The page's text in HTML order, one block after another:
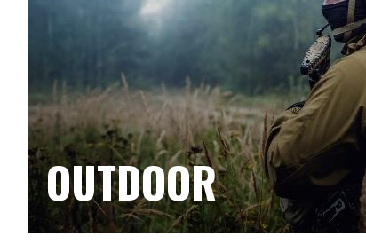
OUTDOOR